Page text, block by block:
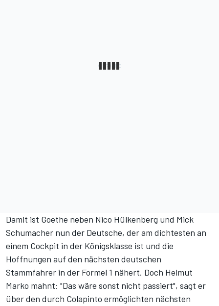
Damit ist Goethe neben Nico Hülkenberg und Mick
Schumacher nun der Deutsche, der am dichtesten an
einem Cockpit in der Königsklasse ist und die
Hoffnungen auf den nächsten deutschen
Stammfahrer in der Formel 1 nähert. Doch Helmut
Marko mahnt: "Das wäre sonst nicht passiert", sagt er
über den durch Colapinto ermöglichten nächsten